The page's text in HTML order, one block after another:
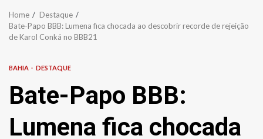
Home
Destaque
Bate-Papo BBB: Lumena fica chocada ao descobrir recorde de rejeição
de Karol Conká no BBB21
BAHIA DESTAQUE
Bate-Papo BBB:
Lumena fica chocada